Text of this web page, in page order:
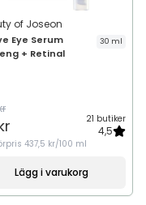
of Joseon
Eye Serum
+ Retinal
30 ml
21 butiker
4,5
437,5 kr/100 ml
Lägg i varukorg